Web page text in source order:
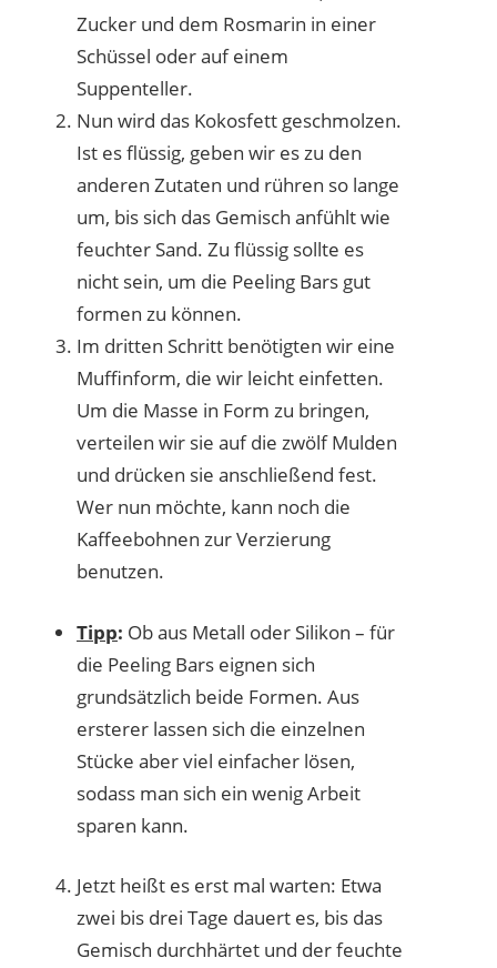
Zucker und dem Rosmarin in einer
Schüssel oder auf einem
Suppenteller.
Nun wird das Kokosfett geschmolzen.
Ist es flüssig, geben wir es zu den
anderen Zutaten und rühren so lange
um, bis sich das Gemisch anfühlt wie
feuchter Sand. Zu flüssig sollte es
nicht sein, um die Peeling Bars gut
formen zu können.
Im dritten Schritt benötigten wir eine
Muffinform, die wir leicht einfetten.
Um die Masse in Form zu bringen,
verteilen wir sie auf die zwölf Mulden
und drücken sie anschließend fest.
Wer nun möchte, kann noch die
Kaffeebohnen zur Verzierung
benutzen.
Tipp: Ob aus Metall oder Silikon – für
die Peeling Bars eignen sich
grundsätzlich beide Formen. Aus
ersterer lassen sich die einzelnen
Stücke aber viel einfacher lösen,
sodass man sich ein wenig Arbeit
sparen kann.
Jetzt heißt es erst mal warten: Etwa
zwei bis drei Tage dauert es, bis das
Gemisch durchhärtet und der feuchte